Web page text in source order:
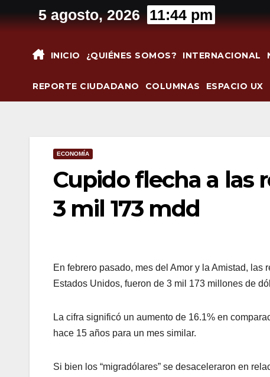
al
5 agosto, 2026 11:44 pm
INICIO ¿QUIÉNES SOMOS? INTERNACIONAL
REPORTE CIUDADANO COLUMNAS ESPACIO UX
ECONOMÍA
Cupido flecha a las
3 mil 173 mdd
En febrero pasado, mes del Amor y la Amistad,
Estados Unidos, fueron de 3 mil 173 millones de
La cifra significó un aumento de 16.1% en
hace 15 años para un mes similar.
Si bien los “migradólares” se desaceleraron en